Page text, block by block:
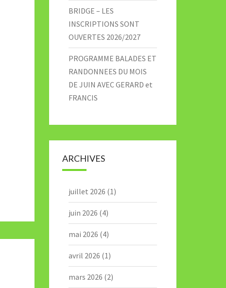
BRIDGE – LES
INSCRIPTIONS SONT
OUVERTES 2026/2027
PROGRAMME BALADES ET
RANDONNEES DU MOIS
DE JUIN AVEC GERARD et
FRANCIS
ARCHIVES
juillet 2026 (1)
juin 2026 (4)
mai 2026 (4)
avril 2026 (1)
mars 2026 (2)